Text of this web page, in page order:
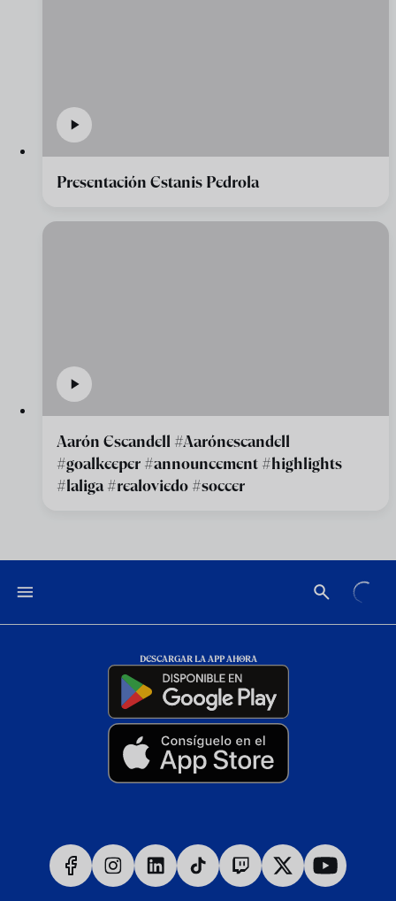
Presentación Estanis Pedrola
Aarón Escandell #Aarónescandell
#goalkeeper #announcement #highlights
#laliga #realoviedo #soccer
DESCARGAR LA APP AHORA